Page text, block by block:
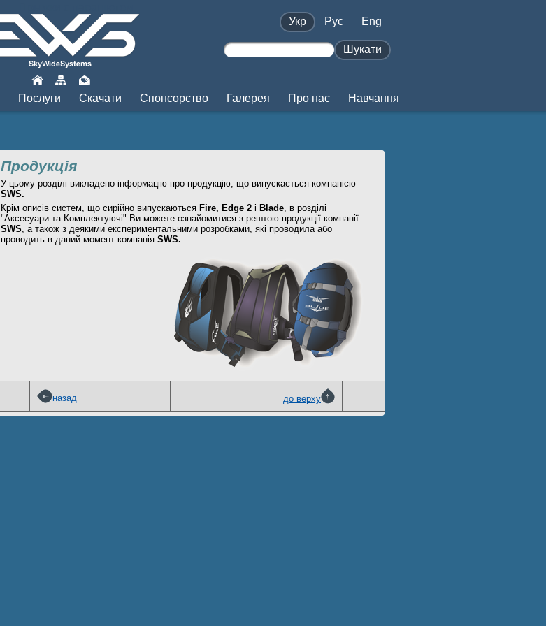
Укр
Pус Eng
Шукати
Послуги Скачати Спонсорство Галерея Про нас Навчання
Продукція
У цьому розділі викладено інформацію про продукцію, що випускається компанією
SWS.
Крім описів систем, що сирійно випускаються Fire, Edge 2 і Blade, в розділі
"Аксесуари та Комплектуючі" Ви можете ознайомитися з рештою продукції компанії
SWS, а також з деякими експериментальними розробками, які проводила або
проводить в даний момент компанія SWS.
назад до верху